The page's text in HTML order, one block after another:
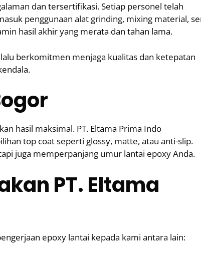
dan tersertifikasi. Setiap personel telah
penggunaan alat grinding, mixing material,
hasil akhir yang merata dan tahan lama.
berkomitmen menjaga kualitas dan ketepatan
hasil maksimal. PT. Eltama Prima Indo
top coat seperti glossy, matte, atau anti-slip.
juga memperpanjang umur lantai epoxy Anda.
PT. Eltama
epoxy lantai kepada kami antara lain: